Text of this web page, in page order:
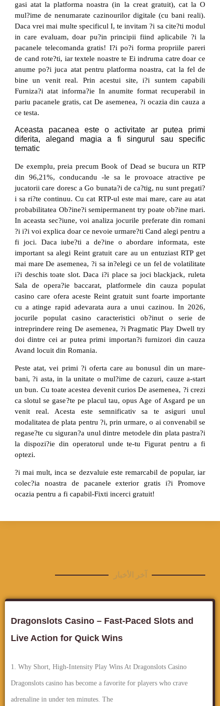
gasi atat la platforma noastra (in la creat gratuit), cat la O
mul?ime de nenumarate cazinourilor digitale (cu bani reali).
Daca vrei mai multe specificul I, te invitam ?i sa cite?ti modul
in care evaluam, doar pu?in principii fiind aplicabile ?i la
pacanele telecomanda gratis! I?i po?i forma propriile pareri
de cand rote?ti, iar textele noastre te Ei indruma catre doar ce
anume po?i juca atat pentru platforma noastra, cat la fel de
bine un venit real. Prin acestui site, i?i suntem capabili
Furniza?i atat informa?ie In anumite format recuperabil in
pariu pacanele gratis, cat De asemenea, ?i ocazia din cauza a
ce testa.
Aceasta pacanea este o activitate ar putea primi
diferita, alegand magia a fi singurul sau specific
tematic
De exemplu, preia precum Book of Dead se bucura un RTP
din 96,21%, conducandu -le sa le provoace atractive pe
jucatorii care doresc a Go bunata?i de ca?tig, nu sunt pregati?
i sa ri?te continuu. Cu cat RTP-ul este mai mare, care au atat
probabilitatea Ob?ine?i semipermanent try poate ob?ine mari.
In aceasta sec?iune, voi analiza jocurile preferate din romani
?i i?i voi explica doar ce nevoie urmare?ti Cand alegi pentru a
fi joci. Daca iube?ti a de?ine o abordare informata, este
important sa alegi Reint gratuit care au un entuziast RTP get
mai mare De asemenea, ?i sa in?elegi ce un fel de volatilitate
i?i deschis toate slot. Daca i?i place sa joci blackjack, ruleta
Sala de opera?ie baccarat, platformele din cauza populat
casino care ofera aceste Reint gratuit sunt foarte importante
cu a atinge rapid adevarata aura a unui cazinou. In 2026,
jocurile populat casino caracteristici ob?inut o serie de
intreprindere reing De asemenea, ?i Pragmatic Play Dwell try
doi dintre cei ar putea primi importan?i furnizori din cauza
Avand locuit din Romania.
Peste atat, vei primi ?i oferta care au bonusul din un mare-
bani, ?i asta, in la unitate o mul?ime de cazuri, cauze a-start
un bun. Cu toate acestea devenit curios De asemenea, ?i crezi
ca slotul se gase?te pe placul tau, opus Age of Asgard pe un
venit real. Acesta este semnificativ sa te asiguri unul
modalitatea de plata pentru ?i, prin urmare, o ai convenabil se
regase?te cu siguran?a unul dintre metodele din plata pastra?i
la dispozi?ie din operatorul unde te-tu Figurat pentru a fi
optezi.
?i mai mult, inca se dezvaluie este remarcabil de popular, iar
colec?ia noastra de pacanele exterior gratis i?i Promove
ocazia pentru a fi capabil-Fixti incerci gratuit!
آخر الأخبار
Dragonslots Casino – Fast‑Paced Slots and
Live Action for Quick Wins
1. Why Short, High‑Intensity Play Wins At Dragonslots Casino
Dragonslots casino has become a favorite for players who crave
adrenaline in under ten minutes. The